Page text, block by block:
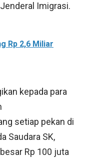
Imigrasi.
Rp 2,6 Miliar
kepada para
setiap pekan di
Saudara SK,
Rp 100 juta